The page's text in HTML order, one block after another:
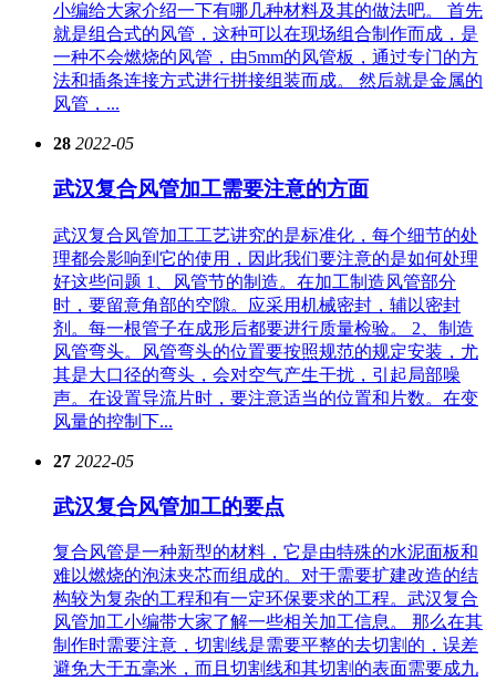
小编给大家介绍一下有哪几种材料及其的做法吧。 首先
就是组合式的风管，这种可以在现场组合制作而成，是
一种不会燃烧的风管，由5mm的风管板，通过专门的方
法和插条连接方式进行拼接组装而成。 然后就是金属的
风管，...
28 2022-05
武汉复合风管加工需要注意的方面
武汉复合风管加工工艺讲究的是标准化，每个细节的处
理都会影响到它的使用，因此我们要注意的是如何处理
好这些问题 1、风管节的制造。在加工制造风管部分
时，要留意角部的空隙。应采用机械密封，辅以密封
剂。每一根管子在成形后都要进行质量检验。 2、制造
风管弯头。风管弯头的位置要按照规范的规定安装，尤
其是大口径的弯头，会对空气产生干扰，引起局部噪
声。在设置导流片时，要注意适当的位置和片数。在变
风量的控制下...
27 2022-05
武汉复合风管加工的要点
复合风管是一种新型的材料，它是由特殊的水泥面板和
难以燃烧的泡沫夹芯而组成的。对于需要扩建改造的结
构较为复杂的工程和有一定环保要求的工程。武汉复合
风管加工小编带大家了解一些相关加工信息。 那么在其
制作时需要注意，切割线是需要平整的去切割的，误差
避免大于五毫米，而且切割线和其切割的表面需要成九